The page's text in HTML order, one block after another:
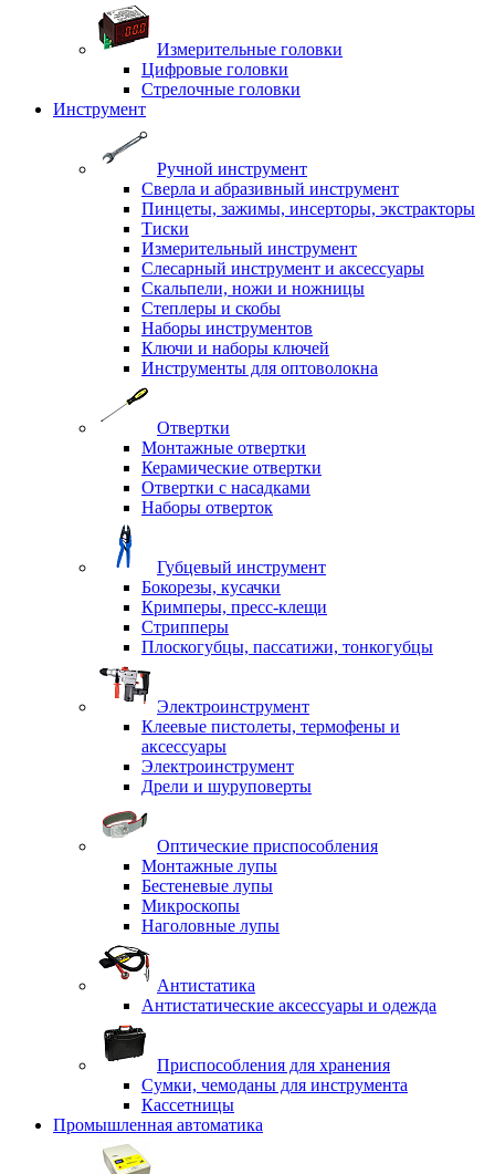
Измерительные головки
Цифровые головки
Стрелочные головки
Инструмент
Ручной инструмент
Сверла и абразивный инструмент
Пинцеты, зажимы, инсерторы, экстракторы
Тиски
Измерительный инструмент
Слесарный инструмент и аксессуары
Скальпели, ножи и ножницы
Степлеры и скобы
Наборы инструментов
Ключи и наборы ключей
Инструменты для оптоволокна
Отвертки
Монтажные отвертки
Керамические отвертки
Отвертки с насадками
Наборы отверток
Губцевый инструмент
Бокорезы, кусачки
Кримперы, пресс-клещи
Стрипперы
Плоскогубцы, пассатижи, тонкогубцы
Электроинструмент
Клеевые пистолеты, термофены и
аксессуары
Электроинструмент
Дрели и шуруповерты
Оптические приспособления
Монтажные лупы
Бестеневые лупы
Микроскопы
Наголовные лупы
Антистатика
Антистатические аксессуары и одежда
Приспособления для хранения
Сумки, чемоданы для инструмента
Кассетницы
Промышленная автоматика